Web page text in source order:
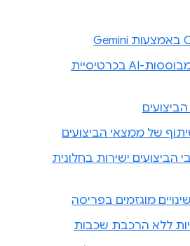
שליטה בתכונות מבוססות-AI בכרטיסיית
של ממצאי הביצועים
הביצועים ישירות בחלונית
מוגזמים בפריסה
ללא הרכבת שכבות